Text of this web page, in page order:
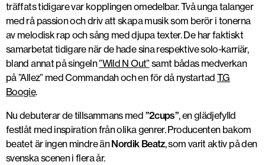
träffats tidigare var kopplingen omedelbar. Två unga talanger
med rå passion och driv att skapa musik som berör i tonerna
av melodisk rap och sång med djupa texter. De har faktiskt
samarbetat tidigare när de hade sina respektive solo-karriär,
bland annat på singeln”Wild N Out”samt bådas medverkan
på ”Allez” med Commandah och en för då nystartad T.G
Boogie.
Nu debuterar de tillsammans med ”2cups”, en glädjefylld
festlåt med inspiration från olika genrer. Producenten bakom
beatet är ingen mindre änNordik Beatz, som varit aktiv på den
svenska scenen i flera år.